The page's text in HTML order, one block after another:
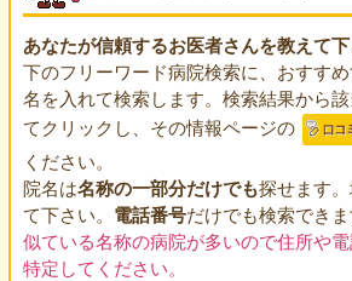
あなたが信頼するお医者さんを教えて下
下のフリーワード病院検索に、おすす
名を入れて検索します。検索結果から
てクリックし、その情報ページの
ください。
院名は名称の一部分だけでも探せます
て下さい。 電話番号だけでも検索できま
似ている名称の病院が多いので住所や
特定してください。